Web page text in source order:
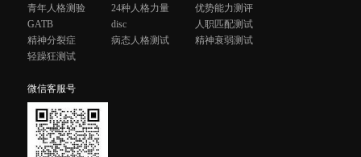
青年人格测验
24种人格力量
优势能力测评
GATB
disc
人职匹配测试
精神分裂症
病态人格测试
精神衰弱测试
轻躁狂测试
微信客服号